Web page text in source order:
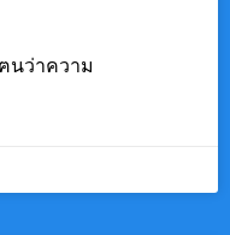
นว่าความ